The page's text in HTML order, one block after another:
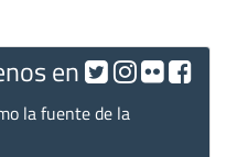
en
la fuente de la